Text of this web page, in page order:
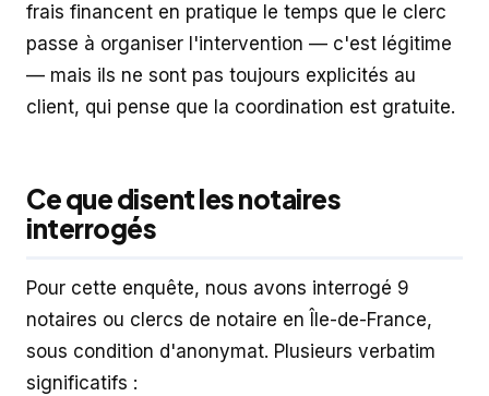
frais financent en pratique le temps que le clerc
passe à organiser l'intervention — c'est légitime
— mais ils ne sont pas toujours explicités au
client, qui pense que la coordination est gratuite.
Ce que disent les notaires
interrogés
Pour cette enquête, nous avons interrogé 9
notaires ou clercs de notaire en Île-de-France,
sous condition d'anonymat. Plusieurs verbatim
significatifs :